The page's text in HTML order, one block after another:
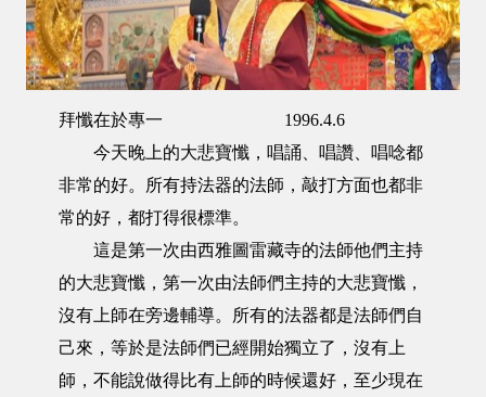
拜懺在於專一 1996.4.6
今天晚上的大悲寶懺，唱誦、唱讚、唱唸都
非常的好。所有持法器的法師，敲打方面也都非
常的好，都打得很標準。
這是第一次由西雅圖雷藏寺的法師他們主持
的大悲寶懺，第一次由法師們主持的大悲寶懺，
沒有上師在旁邊輔導。所有的法器都是法師們自
己來，等於是法師們已經開始獨立了，沒有上
師，不能說做得比有上師的時候還好，至少現在